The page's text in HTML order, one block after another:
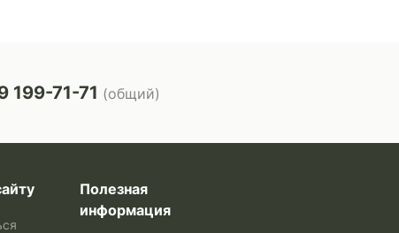
199-71-71 (общий)
Полезная
информация